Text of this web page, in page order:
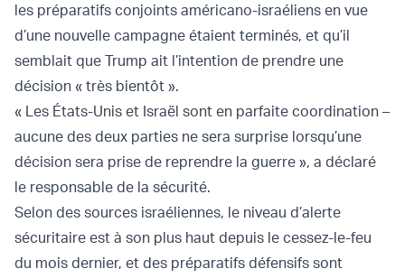
les préparatifs conjoints américano-israéliens en vue
d’une nouvelle campagne étaient terminés, et qu’il
semblait que Trump ait l’intention de prendre une
décision « très bientôt ».
« Les États-Unis et Israël sont en parfaite coordination –
aucune des deux parties ne sera surprise lorsqu’une
décision sera prise de reprendre la guerre », a déclaré
le responsable de la sécurité.
Selon des sources israéliennes, le niveau d’alerte
sécuritaire est à son plus haut depuis le cessez-le-feu
du mois dernier, et des préparatifs défensifs sont